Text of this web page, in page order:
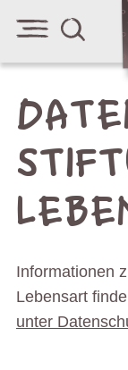
Informationen
Lebensart
unter